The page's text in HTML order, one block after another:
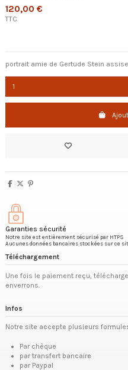
120,00 €
TTC
portrait amie de Gertude Stein
Garanties sécurité
Notre site est entièrement sécurisé par HTPS
Aucunes données bancaires stockées sur ce
Téléchargement
Une fois le paiement reçu,
enverrons.
Infos
Notre site accepte plusieurs
Par chèque
par transfert bancaire
par Paypal